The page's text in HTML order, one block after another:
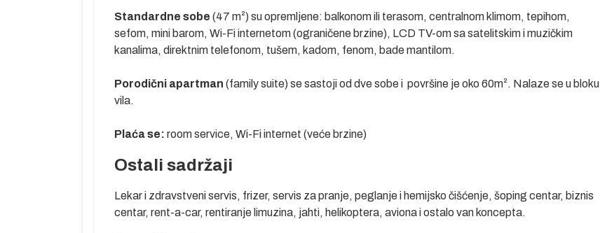
Standardne sobe (47 m²) su opremljene: balkonom ili terasom, centralnom klimom, tepihom,
sefom, mini barom, Wi-Fi internetom (ograničene brzine), LCD TV-om sa satelitskim i muzičkim
kanalima, direktnim telefonom, tušem, kadom, fenom, bade mantilom.
Porodični apartman (family suite) se sastoji od dve sobe i površine je oko 60m². Nalaze se u bloku
vila.
Plaća se: room service, Wi-Fi internet (veće brzine)
Ostali sadržaji
Lekar i zdravstveni servis, frizer, servis za pranje, peglanje i hemijsko čišćenje, šoping centar, biznis
centar, rent-a-car, rentiranje limuzina, jahti, helikoptera, aviona i ostalo van koncepta.